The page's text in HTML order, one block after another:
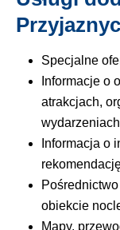
Specjalne
Informacje o
atrakcjach,
Informacja o
obiekcie
Mapy,